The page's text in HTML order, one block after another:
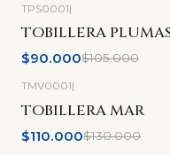
-14% OFF
TPS0001|
TOBILLERA
$90.000$105.000
OFF
TMV0001|
TOBILLERA MAR
$110.000$130.000